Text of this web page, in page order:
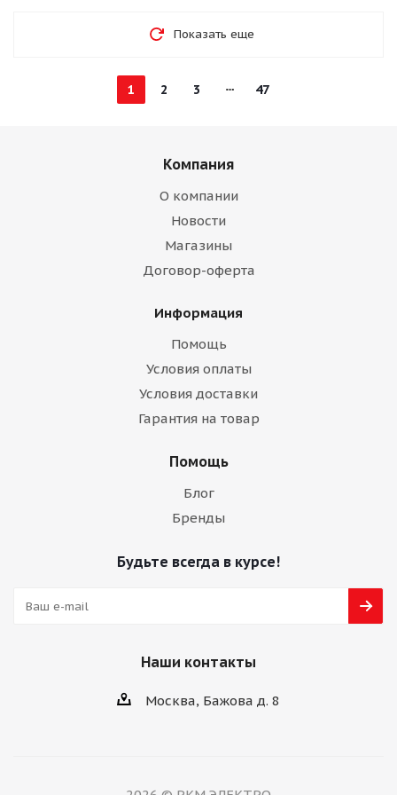
Показать еще
1 2 3 47
Компания
О компании
Новости
Магазины
Договор-оферта
Информация
Помощь
Условия оплаты
Условия доставки
Гарантия на товар
Помощь
Блог
Бренды
Будьте всегда в курсе!
Наши контакты
Москва, Бажова д. 8